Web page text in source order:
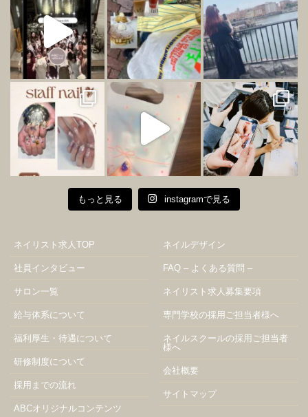
もっと見る instagramで見る
ネイリスト求人TOP
社員インタビュー
サロン一覧
給与体系について
福利厚生・待遇について
研修制度について
採用までの流れ
ABCオリジナルコンテンツ
ネイルデザイン
FAQ – よくある質問 –
ネイリスト求人募集要項
専門学校の採用ご担当者様へ
ネイルスクールの採用ご担当者
様へ
会社概要
サイトマップ